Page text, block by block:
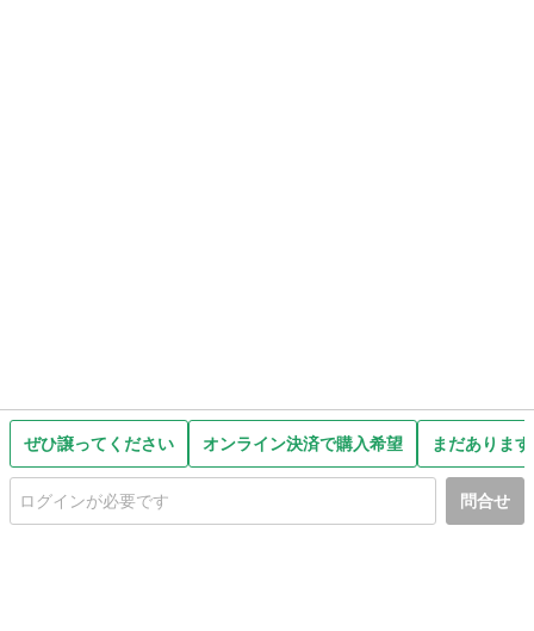
ぜひ譲ってください オンライン決済で購入希望 まだありま
問合せ